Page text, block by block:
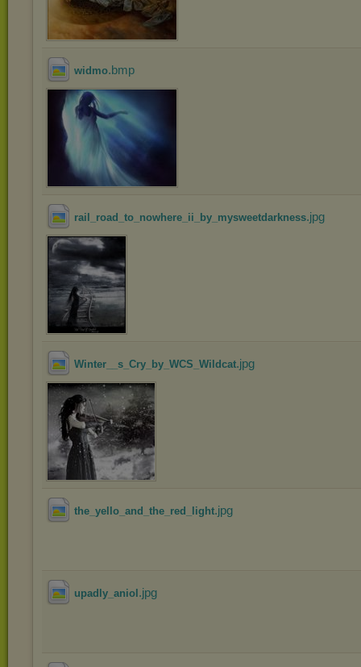
widmo.bmp
rail_road_to_nowhere_ii_by_mysweetdarkness.jpg
Winter__s_Cry_by_WCS_Wildcat.jpg
the_yello_and_the_red_light.jpg
upadly_aniol .jpg